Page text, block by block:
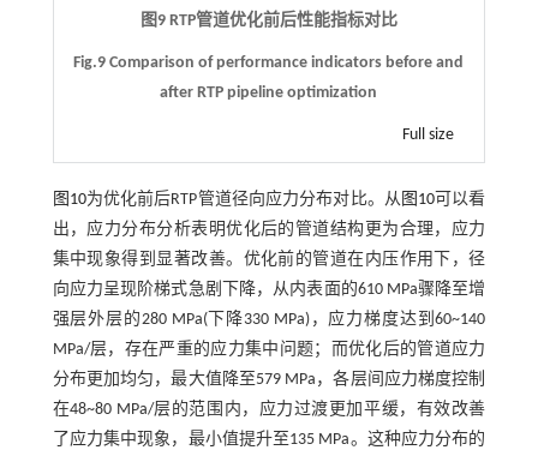
图9 RTP管道优化前后性能指标对比
Fig.9 Comparison of performance indicators before and
after RTP pipeline optimization
Full size
图10为优化前后RTP管道径向应力分布对比。从图10可以看
出，应力分布分析表明优化后的管道结构更为合理，应力
集中现象得到显著改善。优化前的管道在内压作用下，径
向应力呈现阶梯式急剧下降，从内表面的610 MPa骤降至增
强层外层的280 MPa(下降330 MPa)，应力梯度达到60~140
MPa/层，存在严重的应力集中问题；而优化后的管道应力
分布更加均匀，最大值降至579 MPa，各层间应力梯度控制
在48~80 MPa/层的范围内，应力过渡更加平缓，有效改善
了应力集中现象，最小值提升至135 MPa。这种应力分布的